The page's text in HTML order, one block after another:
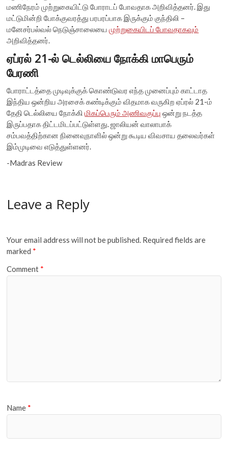
மணிநேரம் முற்றுகையிட்டு போராடப் போவதாக அறிவித்தனர். இது
மட்டுமின்றி போக்குவரத்து பரபரப்பாக இருக்கும் குந்திலி –
மனேசர்பல்வல் நெடுஞ்சாலையைமுற்றுகையிடப் போவதாகவும்
அறிவித்தனர்.
ஏப்ரல் 21-ல் டெல்லியை நோக்கி மாபெரும்
பேரணி
போராட்டத்தை முடிவுக்குக் கொண்டுவர எந்த முனைப்பும் காட்டாத
இந்திய ஒன்றிய அரசைக் கண்டிக்கும் விதமாக வருகிற ஏப்ரல் 21-ம்
தேதி டெல்லியை நோக்கிமிகப்பெரும் அணிவகுப்பு ஒன்று நடத்த
இருப்பதாக திட்டமிடப்பட்டுள்ளது. ஜாலியன் வாலாபாக்
சம்பவத்திற்கான நினைவுநாளில் ஒன்று கூடிய விவசாய தலைவர்கள்
இம்முடிவை எடுத்துள்ளனர்.
-Madras Review
Leave a Reply
Your email address will not be published. Required fields are
marked *
Comment *
Name *